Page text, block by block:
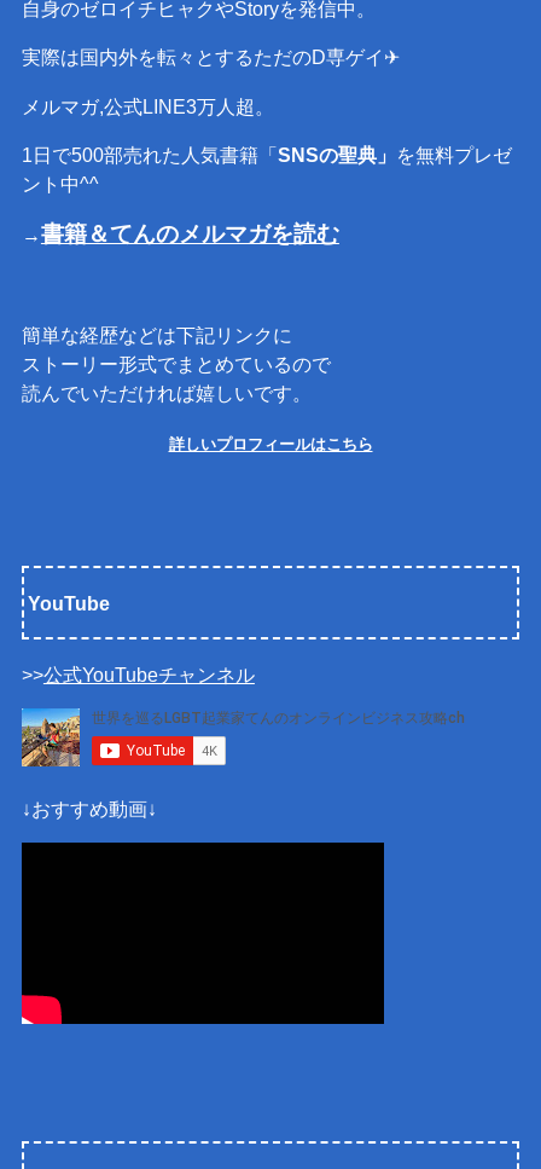
自身のゼロイチヒャクやStoryを発信中。
実際は国内外を転々とするただのD専ゲイ✈︎
メルマガ,公式LINE3万人超。
1日で500部売れた人気書籍「SNSの聖典」
を無料プレゼ
ント中^^
→書籍＆てんのメルマガを読む
簡単な経歴などは下記リンクに
ストーリー形式でまとめているので
読んでいただければ嬉しいです。
詳しいプロフィールはこちら
YouTube
>>公式YouTubeチャンネル
↓おすすめ動画↓